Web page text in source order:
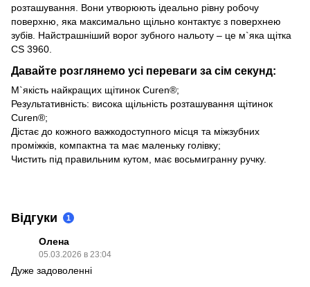
розташування. Вони утворюють ідеально рівну робочу
поверхню, яка максимально щільно контактує з поверхнею
зубів. Найстрашніший ворог зубного нальоту – це м`яка щітка
CS 3960.
Давайте розглянемо усі переваги за сім секунд:
М`якість найкращих щітинок Curen®;
Результативність: висока щільність розташування щітинок
Curen®;
Дістає до кожного важкодоступного місця та міжзубних
проміжків, компактна та має маленьку голівку;
Чистить під правильним кутом, має восьмигранну ручку.
Відгуки 1
Олена
05.03.2026 в 23:04
Дуже задоволенні